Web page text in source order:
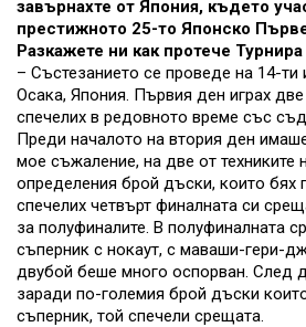
завърнахте от Япония, където
престижното 25-то Японско
Разкажете ни как протече Турнира
– Състезанието се проведе на 14-ти
Осака, Япония. Първия ден играх
спечелих в редовното време със
Преди началото на втория ден
мое съжаление, на две от техниките
определения брой дъски, които бях
спечелих четвърт финалната си
за полуфиналите. В полуфиналната
съперник с нокаут, с маваши-гери-
двубой беше много oспорван. След
заради по-големия брой дъски
съперник, той спечели срещата.